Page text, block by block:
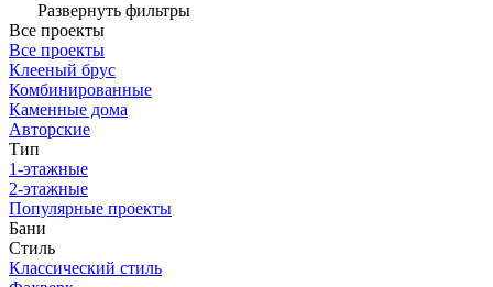
Развернуть фильтры
Все проекты
Все проекты
Клееный брус
Комбинированные
Каменные дома
Авторские
Тип
1-этажные
2-этажные
Популярные проекты
Бани
Стиль
Классический стиль